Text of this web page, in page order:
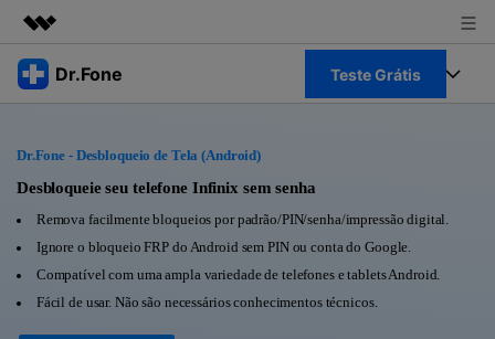
Produtos em destaque
Soluções
Sobre nós
Dr.Fone Teste Grátis
Veja Toolkit Completo >
Productos
Para PC
Para Celular
Guia & Suporte
Ações rápidas
Dr.Fone - Desbloqueio de Tela (Android)
Desbloqueie seu telefone Infinix sem senha
Remova facilmente bloqueios por padrão/PIN/senha/impressão digital.
Ignore o bloqueio FRP do Android sem PIN ou conta do Google.
Compatível com uma ampla variedade de telefones e tablets Android.
Fácil de usar. Não são necessários conhecimentos técnicos.